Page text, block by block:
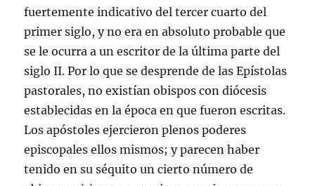
fuertemente indicativo del tercer cuarto del
primer siglo, y no era en absoluto probable que
se le ocurra a un escritor de la última parte del
siglo II. Por lo que se desprende de las Epístolas
pastorales, no existían obispos con diócesis
establecidas en la época en que fueron escritas.
Los apóstoles ejercieron plenos poderes
episcopales ellos mismos; y parecen haber
tenido en su séquito un cierto número de